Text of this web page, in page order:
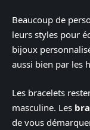
Beaucoup de
leurs styles pour
bijoux
aussi bien par les
Les bracelets
masculine. Les
de vous